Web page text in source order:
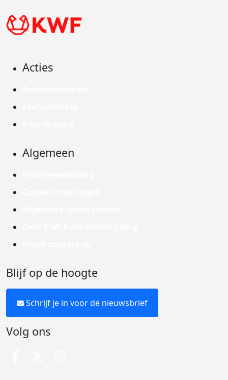
Acties
Algemeen
Blijf op de hoogte
Schrijf je in voor de nieuwsbrief
Volg ons